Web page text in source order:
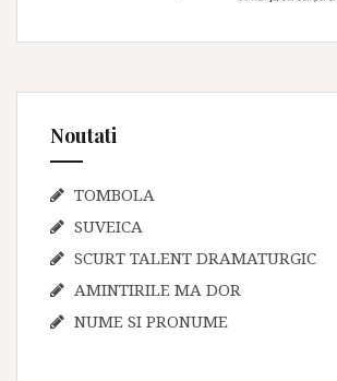
Noutati
TOMBOLA
SUVEICA
SCURT TALENT DRAMATURGIC
AMINTIRILE MA DOR
NUME SI PRONUME